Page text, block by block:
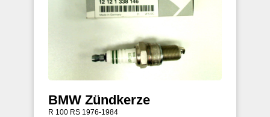
BMW Zündkerze
R 100 RS 1976-1984